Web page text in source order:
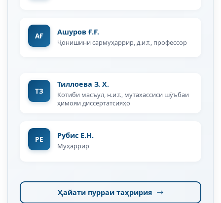
АҒ Ашуров Ғ.Ғ.
Ҷонишини сармуҳаррир, д.и.т., профессор
ТЗ
Тиллоева З. Х.
Котиби масъул, н.и.т., мутахассиси шӯъбаи
ҳимояи диссертатсияҳо
РЕ Рубис Е.Н.
Муҳаррир
Ҳайати пурраи таҳририя